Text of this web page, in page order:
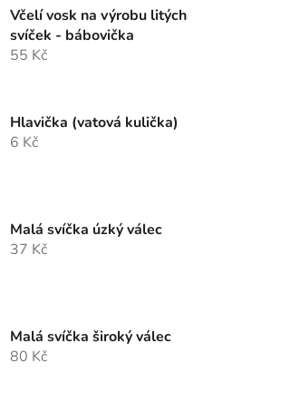
Včelí vosk na výrobu litých
svíček - bábovička
55 Kč
Hlavička (vatová kulička)
6 Kč
Malá svíčka úzký válec
37 Kč
Malá svíčka široký válec
80 Kč